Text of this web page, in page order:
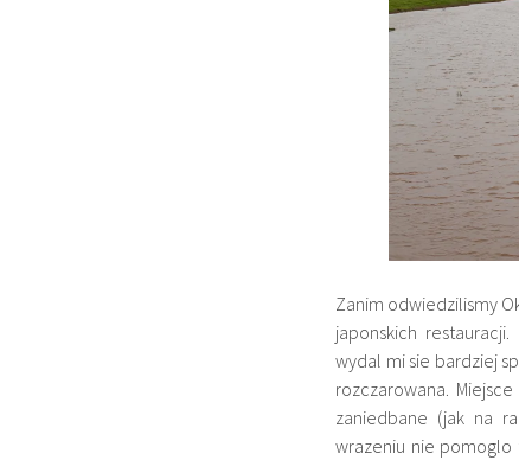
Zanim odwiedzilismy
japonskich
wydal mi sie bardziej
rozczarowana.
zaniedbane (jak na
wrazeniu nie